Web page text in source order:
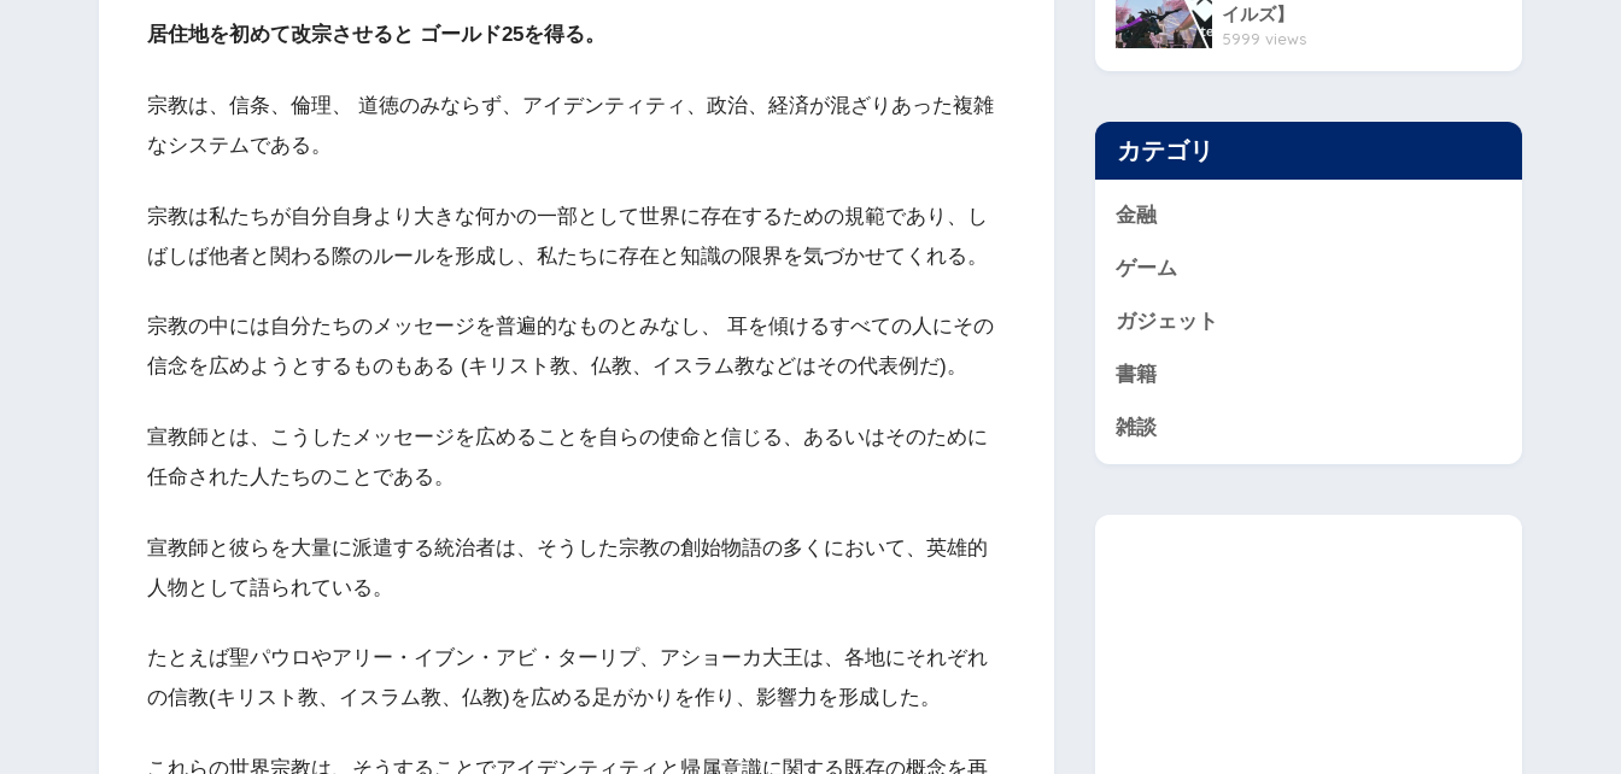
居住地を初めて改宗させると ゴールド25を得る。
宗教は、信条、倫理、 道徳のみならず、アイデンティティ、政治、経済が混ざりあった複雑
なシステムである。
宗教は私たちが自分自身より大きな何かの一部として世界に存在するための規範であり、し
ばしば他者と関わる際のルールを形成し、私たちに存在と知識の限界を気づかせてくれる。
宗教の中には自分たちのメッセージを普遍的なものとみなし、 耳を傾けるすべての人にその
信念を広めようとするものもある (キリスト教、仏教、イスラム教などはその代表例だ)。
宣教師とは、こうしたメッセージを広めることを自らの使命と信じる、あるいはそのために
任命された人たちのことである。
宣教師と彼らを大量に派遣する統治者は、そうした宗教の創始物語の多くにおいて、英雄的
人物として語られている。
たとえば聖パウロやアリー・イブン・アビ・ターリプ、アショーカ大王は、各地にそれぞれ
の信教(キリスト教、イスラム教、仏教)を広める足がかりを作り、影響力を形成した。
これらの世界宗教は、そうすることでアイデンティティと帰属意識に関する既存の概念を再
イルズ】
5999 views
カテゴリ
金融
ゲーム
ガジェット
書籍
雑談